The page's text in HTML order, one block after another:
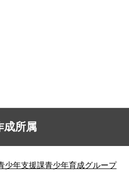
成所属
少年支援課青少年育成グループ